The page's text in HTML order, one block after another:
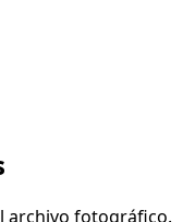
archivo fotográfico.